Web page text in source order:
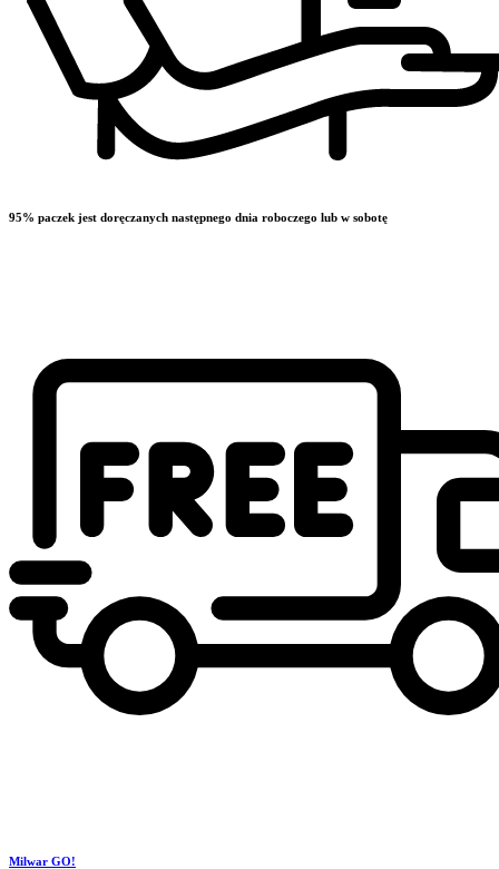
95% paczek jest doręczanych następnego dnia roboczego lub w sobotę
Milwar GO!